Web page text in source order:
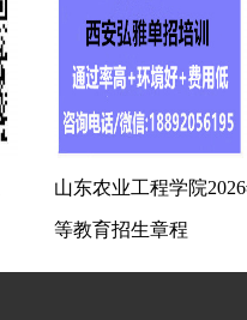
山东农业工程学院
等教育招生章程